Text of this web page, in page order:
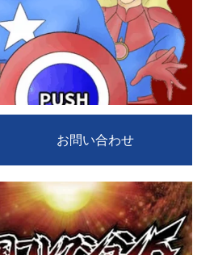
お問い合わせ